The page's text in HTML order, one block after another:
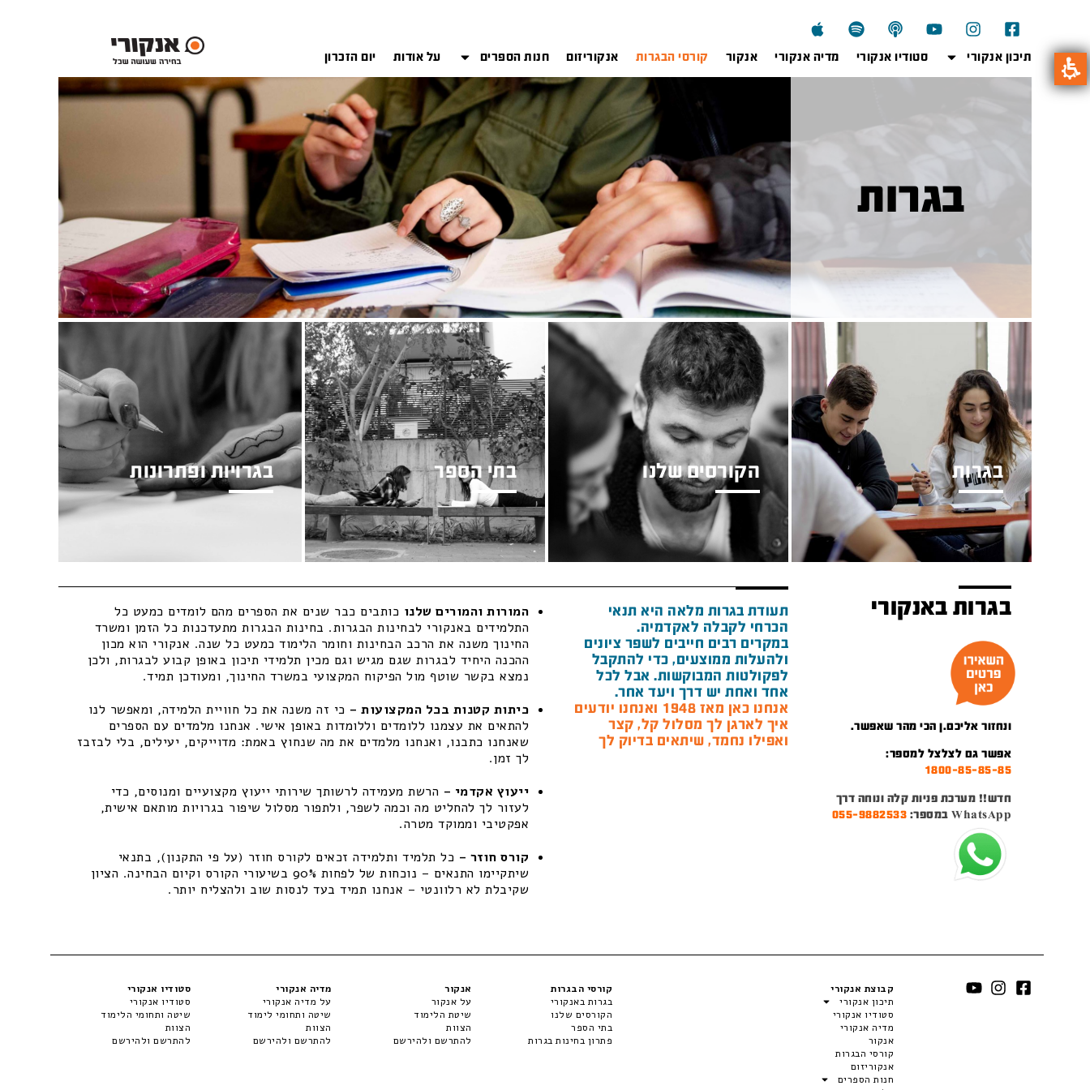
תיכון אנקורי סטודיו אנקורי מדיה אנקורי אנקור קורסי הבגרות אנקוריזום חנות הספרים על אודות יום הזכרון
בגרות
בגרות הקורסים שלנו בתי הספר בגרויות ופתרונות
בגרות באנקורי
ונחזור אליכם.ן הכי מהר שאפשר.
אפשר גם לצלצל למספר:
1800-85-85-85
חדש!! מערכת פניות קלה ונוחה דרך
WhatsApp במספר:
055-9882533
תעודת בגרות מלאה היא תנאי
הכרחי לקבלה לאקדמיה.
במקרים רבים חייבים לשפר ציונים
ולהעלות ממוצעים, כדי להתקבל
לפקולטות המבוקשות. אבל לכל
אחד ואחת יש דרך ויעד אחר.
אנחנו כאן מאז 1948 ואנחנו יודעים
איך לארגן לך מסלול קל, קצר
ואפילו נחמד, שיתאים בדיוק לך
המורות והמורים שלנו כותבים כבר שנים את הספרים מהם לומדים כמעט כל
התלמידים באנקורי לבחינות הבגרות. בחינות הבגרות מתעדכנות כל הזמן ומשרד
החינוך משנה את הרכב הבחינות וחומר הלימוד כמעט כל שנה. אנקורי הוא מכון
ההכנה היחיד לבגרות שגם מגיש וגם מכין תלמידי תיכון באופן קבוע לבגרות, ולכן
נמצא בקשר שוטף מול הפיקוח המקצועי במשרד החינוך, ומעודכן תמיד.
כיתות קטנות בכל המקצועות – כי זה משנה את כל חוויית הלמידה, ומאפשר לנו
להתאים את עצמנו ללומדים וללומדות באופן אישי. אנחנו מלמדים עם הספרים
שאנחנו כתבנו, ואנחנו מלמדים את מה שנחוץ באמת: מדוייקים, יעילים, בלי לבזבז
לך זמן.
ייעוץ אקדמי – הרשת מעמידה לרשותך שירותי ייעוץ מקצועיים ומנוסים, כדי
לעזור לך להחליט מה וכמה לשפר, ולתפור מסלול שיפור בגרויות מותאם אישית,
אפקטיבי וממוקד מטרה.
קורס חוזר – כל תלמיד ותלמידה זכאים לקורס חוזר (על פי התקנון), בתנאי
שיתקיימו התנאים – נוכחות של לפחות 90% בשיעורי הקורס וקיום הבחינה. הציון
שקיבלת לא רלוונטי – אנחנו תמיד בעד לנסות שוב ולהצליח יותר.
קבוצת אנקורי
תיכון אנקורי
סטודיו אנקורי
מדיה אנקורי
אנקור
קורסי הבגרות
אנקוריזום
חנות הספרים
קורסי הבגרות
בגרות באנקורי
הקורסים שלנו
בתי הספר
פתרון בחינות בגרות
אנקור
על אנקור
שיטת הלימוד
הצוות
להתרשם ולהירשם
מדיה אנקורי
על מדיה אנקורי
שיטה ותחומי לימוד
הצוות
להתרשם ולהירשם
סטודיו אנקורי
סטודיו אנקורי
שיטה ותחומי הלימוד
הצוות
להתרשם ולהירשם